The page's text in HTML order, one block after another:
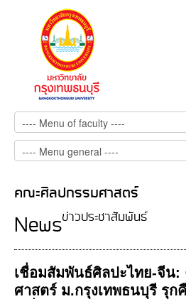
คณะศิลปกรรมศาสตร์
ข่าวประชาสัมพันธ์
News
เชื่อมสัมพันธ์ศิลปะไทย-จีน
ศาสตร์ ม.กรุงเทพธนบุรี รุก